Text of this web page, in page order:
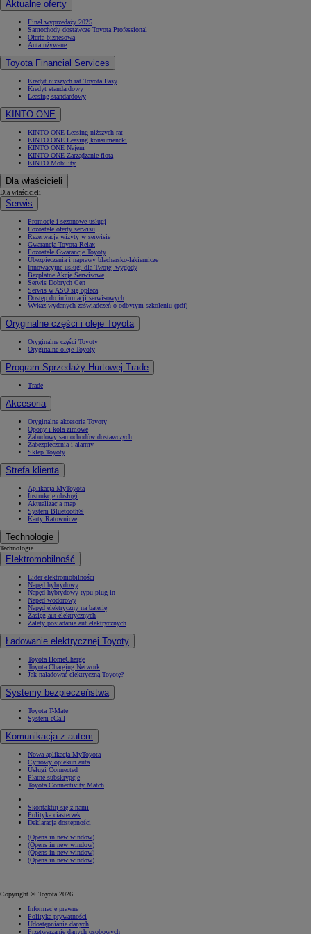
Aktualne oferty
Finał wyprzedaży 2025
Samochody dostawcze Toyota Professional
Oferta biznesowa
Auta używane
Toyota Financial Services
Kredyt niższych rat Toyota Easy
Kredyt standardowy
Leasing standardowy
KINTO ONE
KINTO ONE Leasing niższych rat
KINTO ONE Leasing konsumencki
KINTO ONE Najem
KINTO ONE Zarządzanie flotą
KINTO Mobility
Dla właścicieli
Dla właścicieli
Serwis
Promocje i sezonowe usługi
Pozostałe oferty serwisu
Rezerwacja wizyty w serwisie
Gwarancja Toyota Relax
Pozostałe Gwarancje Toyoty
Ubezpieczenia i naprawy blacharsko-lakiernicze
Innowacyjne usługi dla Twojej wygody
Bezpłatne Akcje Serwisowe
Serwis Dobrych Cen
Serwis w ASO się opłaca
Dostęp do informacji serwisowych
Wykaz wydanych zaświadczeń o odbytym szkoleniu (pdf)
Oryginalne części i oleje Toyota
Oryginalne części Toyoty
Oryginalne oleje Toyoty
Program Sprzedaży Hurtowej Trade
Trade
Akcesoria
Oryginalne akcesoria Toyoty
Opony i koła zimowe
Zabudowy samochodów dostawczych
Zabezpieczenia i alarmy
Sklep Toyoty
Strefa klienta
Aplikacja MyToyota
Instrukcje obsługi
Aktualizacja map
System Bluetooth®
Karty Ratownicze
Technologie
Technologie
Elektromobilność
Lider elektromobilności
Napęd hybrydowy
Napęd hybrydowy typu plug-in
Napęd wodorowy
Napęd elektryczny na baterię
Zasięg aut elektrycznych
Zalety posiadania aut elektrycznych
Ładowanie elektrycznej Toyoty
Toyota HomeCharge
Toyota Charging Network
Jak naładować elektryczną Toyotę?
Systemy bezpieczeństwa
Toyota T-Mate
System eCall
Komunikacja z autem
Nowa aplikacja MyToyota
Cyfrowy opiekun auta
Usługi Connected
Płatne subskrypcje
Toyota Connectivity Match
Skontaktuj się z nami
Polityka ciasteczek
Deklaracja dostępności
(Opens in new window)
(Opens in new window)
(Opens in new window)
(Opens in new window)
Copyright © Toyota 2026
Informacje prawne
Polityka prywatności
Udostępnianie danych
Przetwarzanie danych osobowych